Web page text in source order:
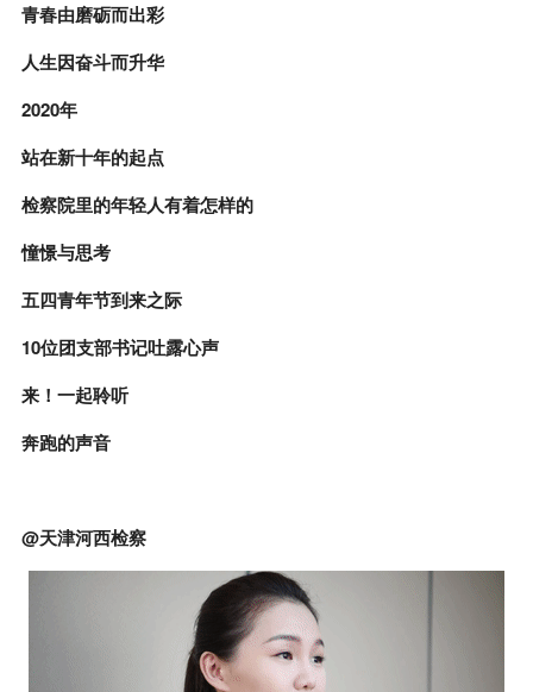
青春由磨砺而出彩
人生因奋斗而升华
2020年
站在新十年的起点
检察院里的年轻人有着怎样的
憧憬与思考
五四青年节到来之际
10位团支部书记吐露心声
来！一起聆听
奔跑的声音
@天津河西检察